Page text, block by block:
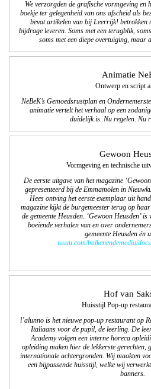
We verzorgden de grafische vormgeving en
boekje ter gelegenheid van ons afscheid als
bevat artikelen van bij Leerrijk! betrokken
bijdrage leveren. Soms met een terugblik,
soms met een diepe overtuiging, maar
Animatie
Ontwerp en script
NeBeK’s Gemoedsrustplan en
animatie vertelt het verhaal op een
duidelijk is. Nu regelen. Nu
Gewoon
Vormgeving en technische
De eerste uitgave van het magazine
gepresenteerd bij de Emmamolen in
Hees ontving het eerste exemplaar uit
magazine kijkt de burgemeester terug op
de gemeente Heusden. ‘Gewoon Heusden’
boeiende verhalen van en over
gemeente Heusden én
issuu.com/balkenendemedia/
Hof van
Huisstijl Pop-up
l’alunno is het nieuwe pop-up restaurant op
Italiaans voor de pupil, de leerling. De
Academy volgen een interne horeca
opleiding maken hier de lekkerste gerechten,
internationale achtergronden. Wij maakten
een bijpassende huisstijl, welke wij
banners.